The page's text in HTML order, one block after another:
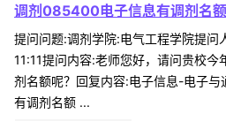
调剂085400电子信息有调剂名
提问问题:调剂学院:电气工程学院提
11:11提问内容:老师您好，请问贵校
剂名额呢？回复内容:电子信息-电子
有调剂名额 ...